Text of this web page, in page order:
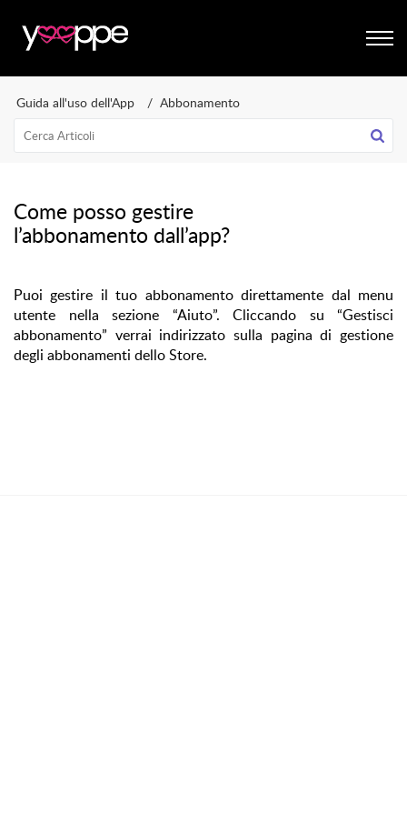
Guida all'uso dell'App Abbonamento
Come posso gestire
l’abbonamento dall’app?
Puoi gestire il tuo abbonamento direttamente dal menu
utente nella sezione “Aiuto”. Cliccando su “Gestisci
abbonamento” verrai indirizzato sulla pagina di gestione
degli abbonamenti dello Store.